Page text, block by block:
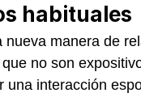
habituales
manera de
no son
una interacción